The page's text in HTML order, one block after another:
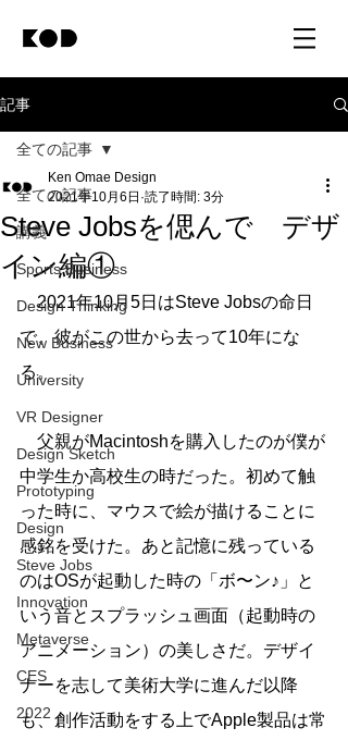
記事
全ての記事
講義
Sports Business
Design Thinking
New Business
University
VR Designer
Design Sketch
Prototyping
Design
Steve Jobs
Innovation
Metaverse
CES
2022
全ての記事
Steve Jobsを偲んで デザ
イン編①
Ken Omae Design
2021年10月6日 読了時間: 3分
2021年10月5日はSteve Jobsの命日
で、彼がこの世から去って10年にな
る。
父親がMacintoshを購入したのが僕が
中学生か高校生の時だった。初めて触
った時に、マウスで絵が描けることに
感銘を受けた。あと記憶に残っている
のはOSが起動した時の「ボ〜ン♪」と
いう音とスプラッシュ画面（起動時の
アニメーション）の美しさだ。デザイ
ナーを志して美術大学に進んだ以降
も、創作活動をする上でApple製品は常